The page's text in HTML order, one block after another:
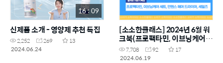
16 : 09
신제품 소개 - 영양제 추천 특집
2,252 269
13
2024.06.24
[소소한클래스] 2024년 6월 워
크북(프로팩타민, 이브닝케어
세트, 인텐스 헤어드라이어,
SALES)
7,708 92
17
2024.06.19